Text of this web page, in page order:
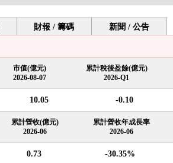
財報 / 籌碼 新聞 / 公告
市值(億元)
2026-08-07
累計稅後盈餘(億元)
2026-Q1
10.05 -0.10
累計營收(億元)
2026-06
累計營收年成長率
2026-06
0.73 -30.35%